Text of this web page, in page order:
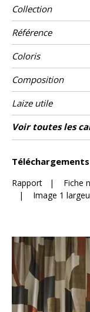
Collection
Référence
Coloris
Composition
Laize utile
Raccord
Sens
Poids g/m²
Usage
Non feu
Entretien
Pays d'origine
Rapport
Horizontal
Rapport
Vertical
Conseils
de
Voir toutes les
Rapport | Fiche
| Image 1